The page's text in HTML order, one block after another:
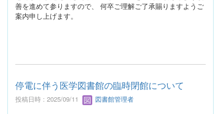
善を進めて参りますので、 何卒ご理解ご了承賜りますようご
案内申し上げます。
停電に伴う医学図書館の臨時閉館について
投稿日時 : 2025/09/11 図書館管理者